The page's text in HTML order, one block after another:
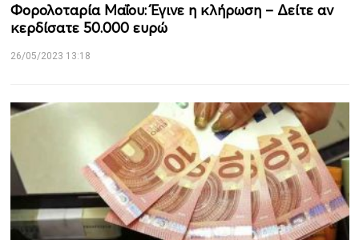
Φορολοταρία Μαΐου: Έγινε η κλήρωση – Δείτε αν
κερδίσατε 50.000 ευρώ
26/05/2023 13:18